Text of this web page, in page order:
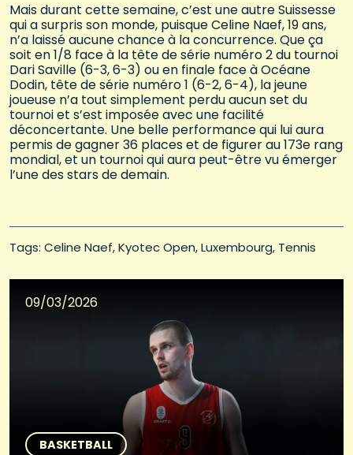
Mais durant cette semaine, c’est une autre Suissesse
qui a surpris son monde, puisque Celine Naef, 19 ans,
n’a laissé aucune chance à la concurrence. Que ça
soit en 1/8 face à la tête de série numéro 2 du tournoi
Dari Saville (6-3, 6-3) ou en finale face à Océane
Dodin, tête de série numéro 1 (6-2, 6-4), la jeune
joueuse n’a tout simplement perdu aucun set du
tournoi et s’est imposée avec une facilité
déconcertante. Une belle performance qui lui aura
permis de gagner 36 places et de figurer au 173e rang
mondial, et un tournoi qui aura peut-être vu émerger
l’une des stars de demain.
Tags: Celine Naef Kyotec Open Luxembourg Tennis
09/03/2026
BASKETBALL